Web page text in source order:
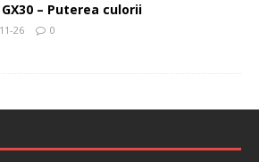
– Puterea culorii
26 0